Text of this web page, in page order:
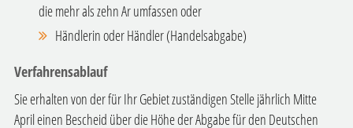
die mehr als zehn Ar umfassen oder
Händlerin oder Händler (Handelsabgabe)
Verfahrensablauf
Sie erhalten von der für Ihr Gebiet zuständigen Stelle jährlich Mitte
April einen Bescheid über die Höhe der Abgabe für den Deutschen